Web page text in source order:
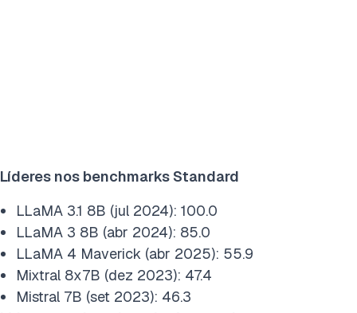
Líderes nos benchmarks Standard
LLaMA 3.1 8B (jul 2024): 100.0
LLaMA 3 8B (abr 2024): 85.0
LLaMA 4 Maverick (abr 2025): 55.9
Mixtral 8x7B (dez 2023): 47.4
Mistral 7B (set 2023): 46.3